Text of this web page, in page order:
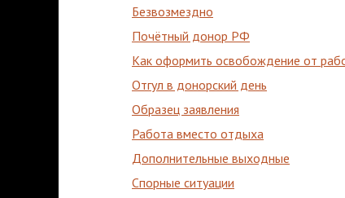
Безвозмездно
Почётный донор РФ
Как оформить освобождение от
Отгул в донорский день
Образец заявления
Работа вместо отдыха
Дополнительные выходные
Спорные ситуации